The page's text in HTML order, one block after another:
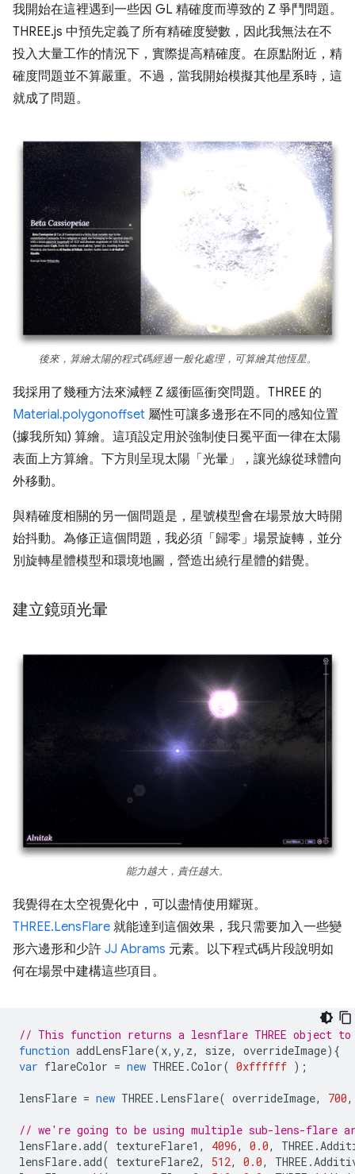
我開始在這裡遇到一些因 GL 精確度而導致的 Z 爭鬥問題。
THREE.js 中預先定義了所有精確度變數，因此我無法在不
投入大量工作的情況下，實際提高精確度。在原點附近，精
確度問題並不算嚴重。不過，當我開始模擬其他星系時，這
就成了問題。
後來，算繪太陽的程式碼經過一般化處理，可算繪其他恆星。
我採用了幾種方法來減輕 Z 緩衝區衝突問題。THREE 的
Material.polygonoffset 屬性可讓多邊形在不同的感知位置
(據我所知) 算繪。這項設定用於強制使日冕平面一律在太陽
表面上方算繪。下方則呈現太陽「光暈」，讓光線從球體向
外移動。
與精確度相關的另一個問題是，星號模型會在場景放大時開
始抖動。為修正這個問題，我必須「歸零」場景旋轉，並分
別旋轉星體模型和環境地圖，營造出繞行星體的錯覺。
建立鏡頭光暈
能力越大，責任越大。
我覺得在太空視覺化中，可以盡情使用耀斑。
THREE.LensFlare 就能達到這個效果，我只需要加入一些變
形六邊形和少許 JJ Abrams 元素。以下程式碼片段說明如
何在場景中建構這些項目。
// This function returns a lesnflare THREE object to
function addLensFlare(x, y, z, size, overrideImage){
var flareColor = new THREE .Color( 0xffffff );
lensFlare = new THREE . LensFlare( overrideImage, 700,
// we're going to be using multiple sub-lens-flare
lensFlare.add( textureFlare1 , 4096, 0.0, THREE .
lensFlare.add( textureFlare2, 512, 0.0, THREE .